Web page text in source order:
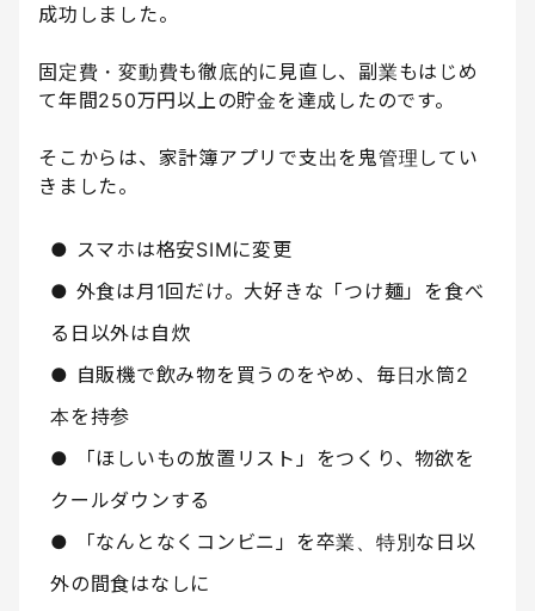
成功しました。
固定費・変動費も徹底的に見直し、副業もはじめ
て年間250万円以上の貯金を達成したのです。
そこからは、家計簿アプリで支出を鬼管理してい
きました。
● スマホは格安SIMに変更
● 外食は月1回だけ。大好きな「つけ麺」を食べ
る日以外は自炊
● 自販機で飲み物を買うのをやめ、毎日水筒2
本を持参
● 「ほしいもの放置リスト」をつくり、物欲を
クールダウンする
● 「なんとなくコンビニ」を卒業、特別な日以
外の間食はなしに